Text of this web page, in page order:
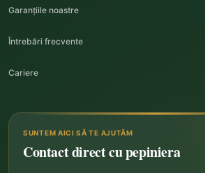
Garanțiile noastre
Întrebări frecvente
Cariere
SUNTEM AICI SĂ TE AJUTĂM
Contact direct cu pepiniera